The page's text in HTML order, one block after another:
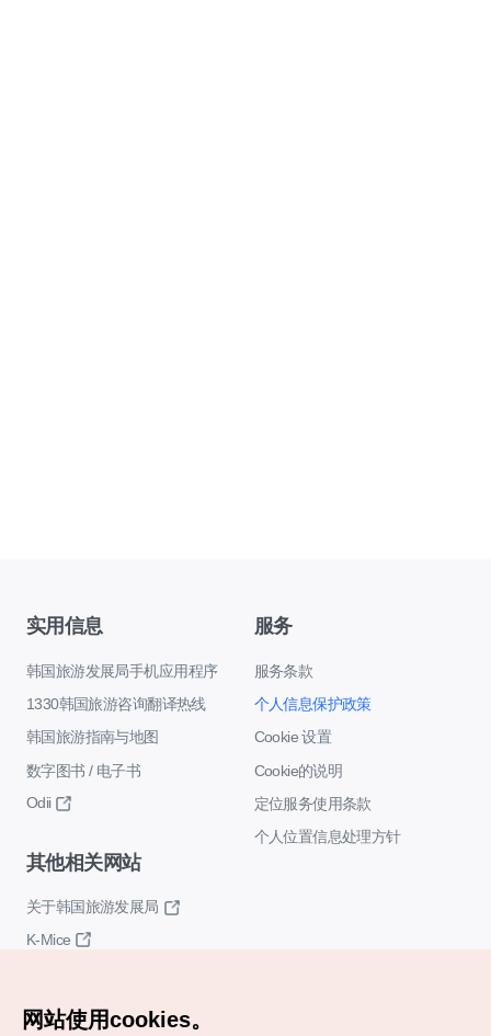
实用信息
韩国旅游发展局手机应用程序
1330韩国旅游咨询翻译热线
韩国旅游指南与地图
数字图书 / 电子书
Odii
服务
服务条款
个人信息保护政策
Cookie 设置
Cookie的说明
定位服务使用条款
个人位置信息处理方针
其他相关网站
关于韩国旅游发展局
K-Mice
网站使用cookies。